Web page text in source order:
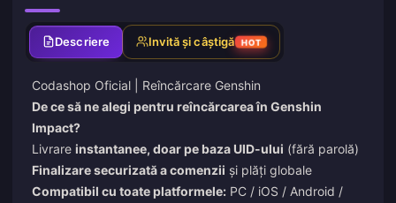
Descriere Invită și câștigă HOT
Codashop Oficial | Reîncărcare Genshin
De ce să ne alegi pentru reîncărcarea în Genshin
Impact?
Livrare instantanee, doar pe baza UID-ului (fără parolă)
Finalizare securizată a comenzii și plăți globale
Compatibil cu toate platformele: PC / iOS / Android /